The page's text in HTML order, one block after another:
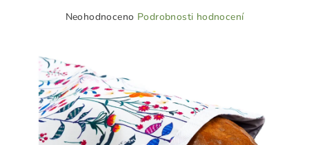
hvězdiček.
Neohodnoceno Podrobnosti hodnocení